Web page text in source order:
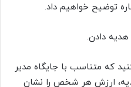
توضیح خواهیم داد.
دادن.
که متناسب با جایگاه مدیر
ارزش هر شخص را نشان